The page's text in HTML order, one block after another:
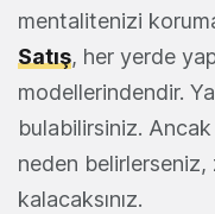
mentalitenizi
Satış, her yerde
modellerindendir.
bulabilirsiniz.
neden
kalacaksınız.